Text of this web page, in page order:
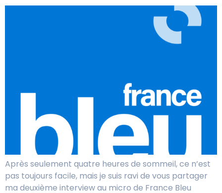
Après seulement quatre heures de sommeil, ce n’est
pas toujours facile, mais je suis ravi de vous partager
ma deuxième interview au micro de France Bleu